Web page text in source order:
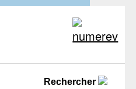
Rechercher